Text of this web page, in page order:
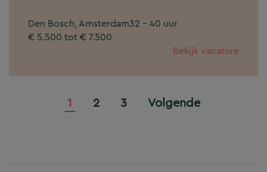
Den Bosch, Amsterdam32 - 40 uur
€ 5.500 tot € 7.500
Bekijk vacature
1 2 3 Volgende